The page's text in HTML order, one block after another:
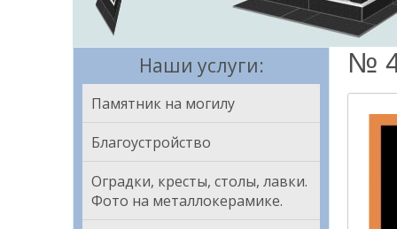
Наши услуги:
Памятник на могилу
Благоустройство
Оградки, кресты, столы, лавки.
Фото на металлокерамике.
№